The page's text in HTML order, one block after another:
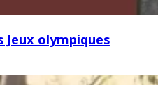
Jeux olympiques